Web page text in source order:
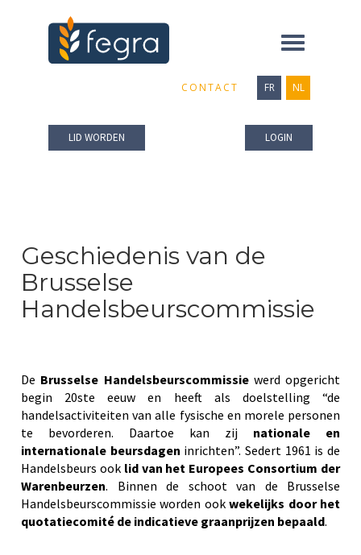
Toggle
CONTACT FR NL
LID WORDEN LOGIN
Geschiedenis van de
Brusselse
Handelsbeurscommissie
De Brusselse Handelsbeurscommissiewerd opgericht
begin 20ste eeuw en heeft als doelstelling “de
handelsactiviteiten van alle fysische en morele personen
te bevorderen. Daartoe kan zij nationale en
internationale beursdagen inrichten”. Sedert 1961 is de
Handelsbeurs ook lid van het Europees Consortium der
Warenbeurzen. Binnen de schoot van de Brusselse
Handelsbeurscommissie worden ookwekelijks door het
quotatiecomité de indicatieve graanprijzen bepaald.